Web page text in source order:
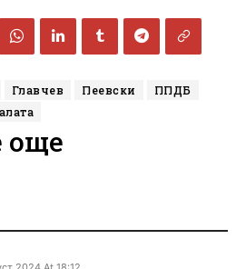
Главчев Пеевски
ППДБ
още